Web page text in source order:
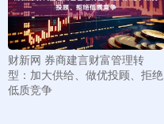
财新网 券商建言财富管理转
型：加大供给、做优投顾、拒绝
低质竞争